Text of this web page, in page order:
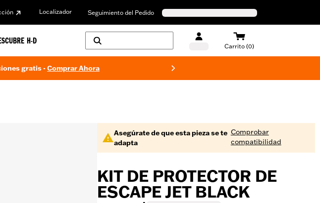
Localizador Seguimiento del Pedido
H-D
Carrito (0)
gratis -Comprar Ahora
Asegúrate de que esta pieza se te
adapta
Comprobar
compatibilidad
KIT DE PROTECTOR DE
ESCAPE JET BLACK